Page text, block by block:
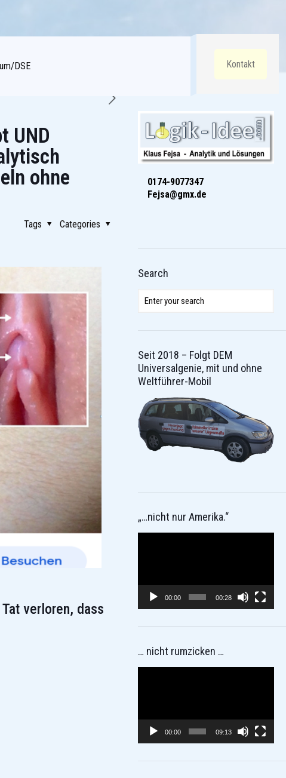
DSE Kontakt
UND
ohne
Categories
Tags
verloren, dass
0174-9077347
Fejsa@gmx.de
Search
Seit 2018 – Folgt DEM
Universalgenie, mit und ohne
Weltführer-Mobil
„…nicht nur Amerika.“
00:00 00:28
… nicht rumzicken …
00:00 09:13